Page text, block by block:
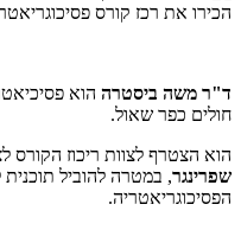
הכירו את רכז קורס
ד"ר משה ביסטרה הוא
חולים כפר שאול.
הוא הצטרף לצוות ריכוז הקורס
שפרינגר, במטרה להוביל
הפסיכוגריאטריה.